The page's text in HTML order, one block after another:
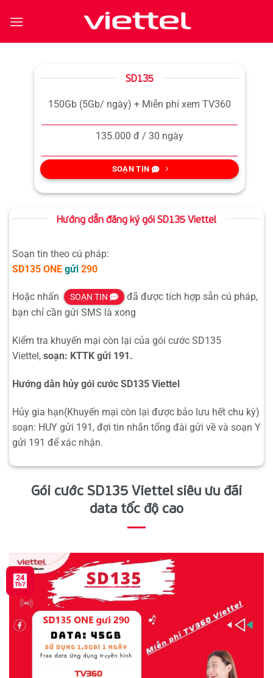
qua
SD135
150Gb (5Gb/ ngày) + Miễn phí xem TV360
135.000 đ / 30 ngày
SOẠN TIN
Hướng dẫn đăng ký gói SD135 Viettel
Soạn tin theo cú pháp:
SD135 ONE gửi 290
Hoặc nhấn SOẠN TIN
đã được tích hợp sẵn cú pháp,
bạn chỉ cần gửi SMS là xong
Kiểm tra khuyến mại còn lại của gói cước SD135
Viettel, soạn: KTTK gửi 191.
Hướng dẫn hủy gói cước SD135 Viettel
Hủy gia hạn(Khuyến mại còn lại được bảo lưu hết chu kỳ)
soạn: HUY gửi 191, đợi tin nhắn tổng đài gửi về và soạn Y
gửi 191 để xác nhận.
Gói cước SD135 Viettel siêu ưu đãi
data tốc độ cao
24
Th7